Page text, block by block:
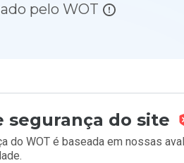
pelo WOT
segurança do site
do WOT é baseada em nossas